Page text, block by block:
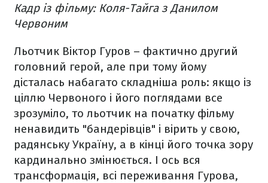
Кадр із фільму: Коля-Тайга з Данилом
Червоним
Льотчик Віктор Гуров – фактично другий
головний герой, але при тому йому
дісталась набагато складніша роль: якщо із
ціллю Червоного і його поглядами все
зрозуміло, то льотчик на початку фільму
ненавидить "бандерівців" і вірить у свою,
радянську Україну, а в кінці його точка зору
кардинально змінюється. І ось вся
трансформація, всі переживання Гурова,